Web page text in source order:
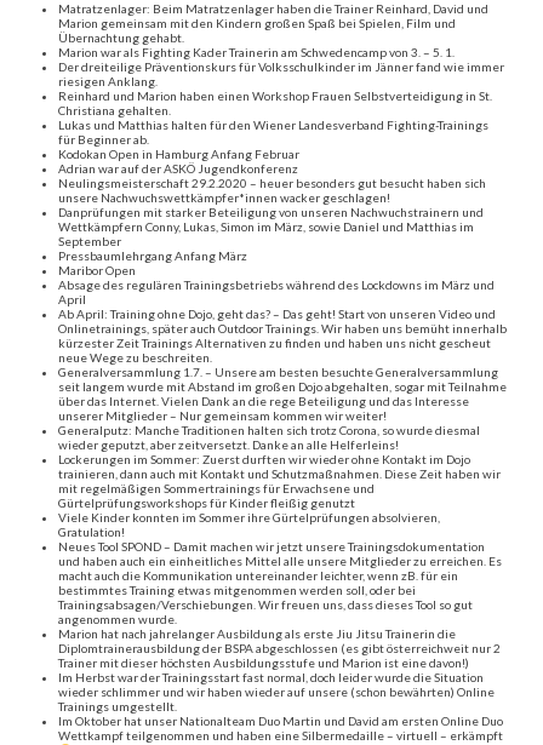
Matratzenlager: Beim Matratzenlager haben die Trainer Reinhard, David und
Marion gemeinsam mit den Kindern großen Spaß bei Spielen, Film und
Übernachtung gehabt.
Marion war als Fighting Kader Trainerin am Schwedencamp von 3. – 5. 1.
Der dreiteilige Präventionskurs für Volksschulkinder im Jänner fand wie immer
riesigen Anklang.
Reinhard und Marion haben einen Workshop Frauen Selbstverteidigung in St.
Christiana gehalten.
Lukas und Matthias halten für den Wiener Landesverband Fighting-Trainings
für Beginner ab.
Kodokan Open in Hamburg Anfang Februar
Adrian war auf der ASKÖ Jugendkonferenz
Neulingsmeisterschaft 29.2.2020 – heuer besonders gut besucht haben sich
unsere Nachwuchswettkämpfer*innen wacker geschlagen!
Danprüfungen mit starker Beteiligung von unseren Nachwuchstrainern und
Wettkämpfern Conny, Lukas, Simon im März, sowie Daniel und Matthias im
September
Pressbaumlehrgang Anfang März
Maribor Open
Absage des regulären Trainingsbetriebs während des Lockdowns im März und
April
Ab April: Training ohne Dojo, geht das? – Das geht! Start von unseren Video und
Onlinetrainings, später auch Outdoor Trainings. Wir haben uns bemüht innerhalb
kürzester Zeit Trainings Alternativen zu finden und haben uns nicht gescheut
neue Wege zu beschreiten.
Generalversammlung 1.7. – Unsere am besten besuchte Generalversammlung
seit langem wurde mit Abstand im großen Dojo abgehalten, sogar mit Teilnahme
über das Internet. Vielen Dank an die rege Beteiligung und das Interesse
unserer Mitglieder – Nur gemeinsam kommen wir weiter!
Generalputz: Manche Traditionen halten sich trotz Corona, so wurde diesmal
wieder geputzt, aber zeitversetzt. Danke an alle Helferleins!
Lockerungen im Sommer: Zuerst durften wir wieder ohne Kontakt im Dojo
trainieren, dann auch mit Kontakt und Schutzmaßnahmen. Diese Zeit haben wir
mit regelmäßigen Sommertrainings für Erwachsene und
Gürtelprüfungsworkshops für Kinder fleißig genutzt
Viele Kinder konnten im Sommer ihre Gürtelprüfungen absolvieren,
Gratulation!
Neues Tool SPOND – Damit machen wir jetzt unsere Trainingsdokumentation
und haben auch ein einheitliches Mittel alle unsere Mitglieder zu erreichen. Es
macht auch die Kommunikation untereinander leichter, wenn zB. für ein
bestimmtes Training etwas mitgenommen werden soll, oder bei
Trainingsabsagen/Verschiebungen. Wir freuen uns, dass dieses Tool so gut
angenommen wurde.
Marion hat nach jahrelanger Ausbildung als erste Jiu Jitsu Trainerin die
Diplomtrainerausbildung der BSPA abgeschlossen (es gibt österreichweit nur 2
Trainer mit dieser höchsten Ausbildungsstufe und Marion ist eine davon!)
Im Herbst war der Trainingsstart fast normal, doch leider wurde die Situation
wieder schlimmer und wir haben wieder auf unsere (schon bewährten) Online
Trainings umgestellt.
Im Oktober hat unser Nationalteam Duo Martin und David am ersten Online Duo
Wettkampf teilgenommen und haben eine Silbermedaille – virtuell – erkämpft